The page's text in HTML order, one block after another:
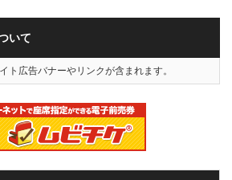
いて
ト広告バナーやリンクが含まれます。